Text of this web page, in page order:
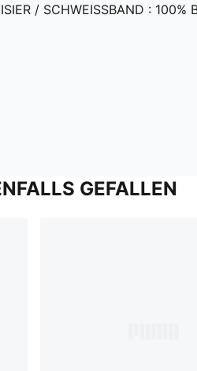
/ SCHWEISSBAND : 100%
GEFALLEN